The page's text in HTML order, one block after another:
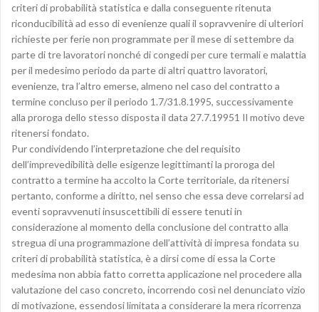
criteri di probabilità statistica e dalla conseguente ritenuta
riconducibilità ad esso di evenienze quali il sopravvenire di ulteriori
richieste per ferie non programmate per il mese di settembre da
parte di tre lavoratori nonché di congedi per cure termali e malattia
per il medesimo periodo da parte di altri quattro lavoratori,
evenienze, tra l’altro emerse, almeno nel caso del contratto a
termine concluso per il periodo 1.7/31.8.1995, successivamente
alla proroga dello stesso disposta il data 27.7.19951 Il motivo deve
ritenersi fondato.
Pur condividendo l’interpretazione che del requisito
dell’imprevedibilità delle esigenze legittimanti la proroga del
contratto a termine ha accolto la Corte territoriale, da ritenersi
pertanto, conforme a diritto, nel senso che essa deve correlarsi ad
eventi sopravvenuti insuscettibili di essere tenuti in
considerazione al momento della conclusione del contratto alla
stregua di una programmazione dell’attività di impresa fondata su
criteri di probabilità statistica, è a dirsi come di essa la Corte
medesima non abbia fatto corretta applicazione nel procedere alla
valutazione del caso concreto, incorrendo così nel denunciato vizio
di motivazione, essendosi limitata a considerare la mera ricorrenza